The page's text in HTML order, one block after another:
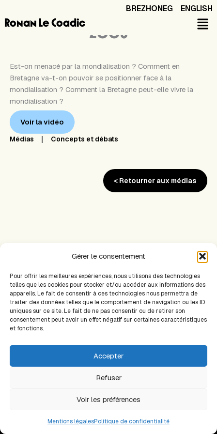
Gérer le consentement
Pour offrir les meilleures expériences, nous utilisons des technologies
telles que les cookies pour stocker et/ou accéder aux informations des
appareils. Le fait de consentir à ces technologies nous permettra de
traiter des données telles que le comportement de navigation ou les ID
uniques sur ce site. Le fait de ne pas consentir ou de retirer son
consentement peut avoir un effet négatif sur certaines caractéristiques
et fonctions.
Accepter
Refuser
Voir les préférences
Mentions légalesPolitique de confidentialité
au
contenu
BREZHONEG ENGLISH
Ronan Le Coadic
Bretagne et mondialisation : questions et enjeux
2008
Est-on menacé par la mondialisation ? Comment en
Bretagne va-t-on pouvoir se positionner face à la
mondialisation ? Comment la Bretagne peut-elle vivre la
mondialisation ?
Voir la vidéo
Médias Concepts et débats
< Retourner aux médias
Plan du site
Accueil
Articles scientifiques